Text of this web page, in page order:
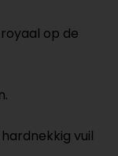
op de
vuil